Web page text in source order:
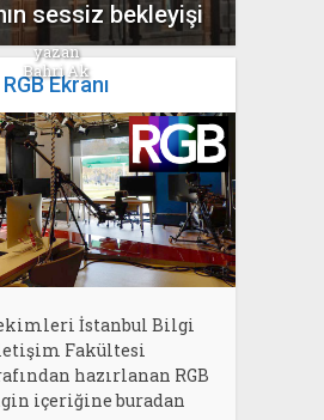
sessiz bekleyişi
yazan
Bahri Ak
RGB Ekranı
İstanbul Bilgi
Fakültesi
hazırlanan RGB
içeriğine buradan